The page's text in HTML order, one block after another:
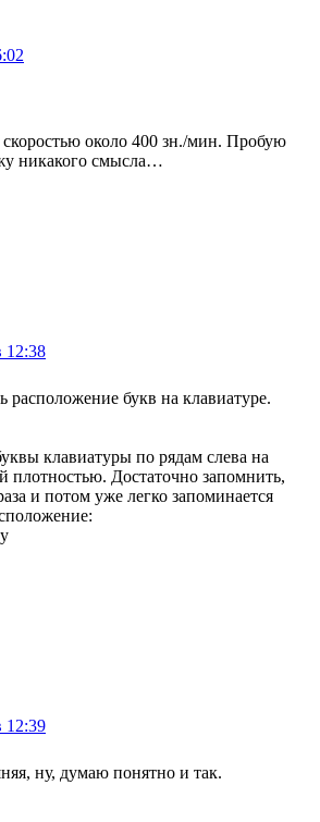
около 400 зн./мин. Пробую
никакого смысла…
12:38
расположение букв на клавиатуре.
клавиатуры по рядам слева на
плотностью. Достаточно запомнить,
и потом уже легко запоминается
12:39
ну, думаю понятно и так.